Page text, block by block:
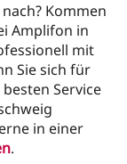
Kommen
Amplifon in
mit
Sie sich für
Service
in einer
.